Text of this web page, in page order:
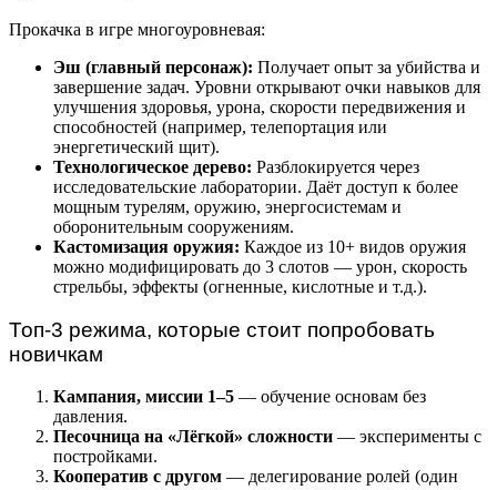
Прокачка в игре многоуровневая:
Эш (главный персонаж): Получает опыт за убийства и
завершение задач. Уровни открывают очки навыков для
улучшения здоровья, урона, скорости передвижения и
способностей (например, телепортация или
энергетический щит).
Технологическое дерево: Разблокируется через
исследовательские лаборатории. Даёт доступ к более
мощным турелям, оружию, энергосистемам и
оборонительным сооружениям.
Кастомизация оружия: Каждое из 10+ видов оружия
можно модифицировать до 3 слотов — урон, скорость
стрельбы, эффекты (огненные, кислотные и т.д.).
Топ-3 режима, которые стоит попробовать
новичкам
Кампания, миссии 1–5 — обучение основам без
давления.
Песочница на «Лёгкой» сложности — эксперименты с
постройками.
Кооператив с другом — делегирование ролей (один